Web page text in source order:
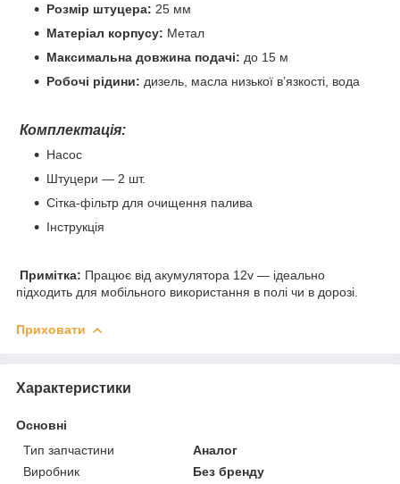
Розмір штуцера: 25 мм
Матеріал корпусу: Метал
Максимальна довжина подачі: до 15 м
Робочі рідини: дизель, масла низької в’язкості, вода
Комплектація:
Насос
Штуцери — 2 шт.
Сітка-фільтр для очищення палива
Інструкція
Примітка: Працює від акумулятора 12v — ідеально
підходить для мобільного використання в полі чи в дорозі.
Приховати
Характеристики
Основні
Тип запчастини
Аналог
Виробник
Без бренду